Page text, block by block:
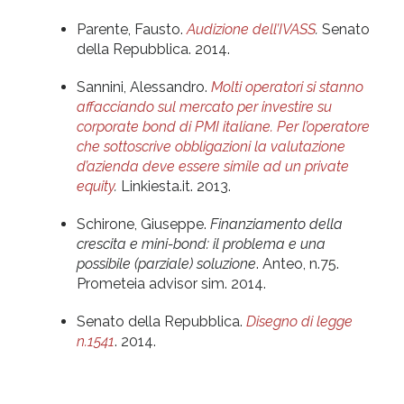
Parente, Fausto. Audizione dell’IVASS. Senato
della Repubblica. 2014.
Sannini, Alessandro. Molti operatori si stanno
affacciando sul mercato per investire su
corporate bond di PMI italiane. Per l’operatore
che sottoscrive obbligazioni la valutazione
d’azienda deve essere simile ad un private
equity. Linkiesta.it. 2013.
Schirone, Giuseppe. Finanziamento della
crescita e mini-bond: il problema e una
possibile (parziale) soluzione. Anteo, n.75.
Prometeia advisor sim. 2014.
Senato della Repubblica. Disegno di legge
n.1541. 2014.